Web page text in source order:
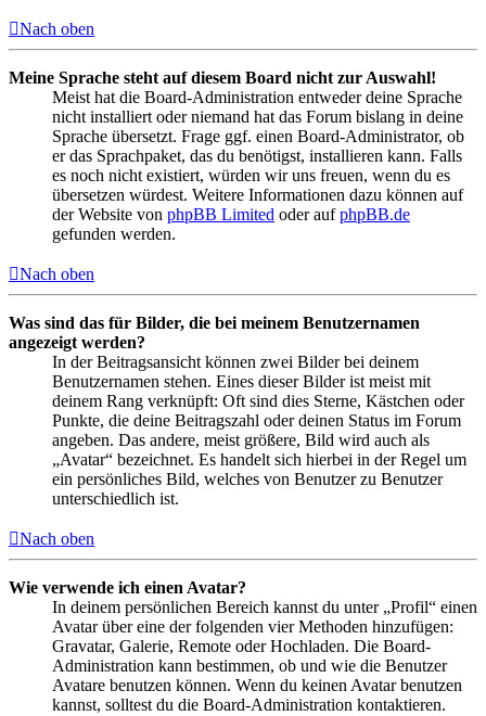
Nach oben
Meine Sprache steht auf diesem Board nicht zur Auswahl!
Meist hat die Board-Administration entweder deine Sprache
nicht installiert oder niemand hat das Forum bislang in deine
Sprache übersetzt. Frage ggf. einen Board-Administrator, ob
er das Sprachpaket, das du benötigst, installieren kann. Falls
es noch nicht existiert, würden wir uns freuen, wenn du es
übersetzen würdest. Weitere Informationen dazu können auf
der Website von phpBB Limited oder aufphpBB.de
gefunden werden.
Nach oben
Was sind das für Bilder, die bei meinem Benutzernamen
angezeigt werden?
In der Beitragsansicht können zwei Bilder bei deinem
Benutzernamen stehen. Eines dieser Bilder ist meist mit
deinem Rang verknüpft: Oft sind dies Sterne, Kästchen oder
Punkte, die deine Beitragszahl oder deinen Status im Forum
angeben. Das andere, meist größere, Bild wird auch als
„Avatar“ bezeichnet. Es handelt sich hierbei in der Regel um
ein persönliches Bild, welches von Benutzer zu Benutzer
unterschiedlich ist.
Nach oben
Wie verwende ich einen Avatar?
In deinem persönlichen Bereich kannst du unter „Profil“ einen
Avatar über eine der folgenden vier Methoden hinzufügen:
Gravatar, Galerie, Remote oder Hochladen. Die Board-
Administration kann bestimmen, ob und wie die Benutzer
Avatare benutzen können. Wenn du keinen Avatar benutzen
kannst, solltest du die Board-Administration kontaktieren.